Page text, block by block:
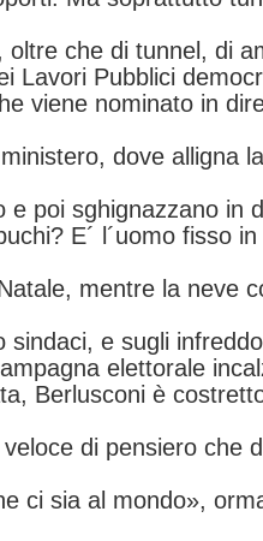
oltre che di tunnel, di
Lavori Pubblici
viene nominato in
dove alligna
e poi sghignazzano in
E´ l´uomo fisso
mentre la neve
sindaci, e sugli
elettorale
Berlusconi è
di pensiero che
ci sia al mondo»,